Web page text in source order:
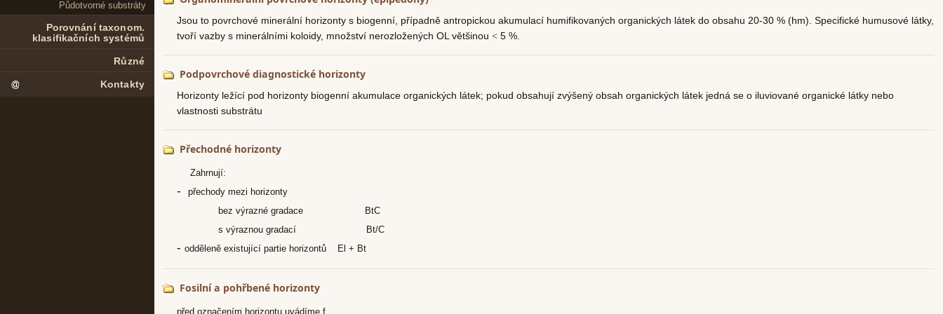
Půdotvorné substráty
Porovnání taxonom.
klasifikačních systémů
Různé
Kontakty